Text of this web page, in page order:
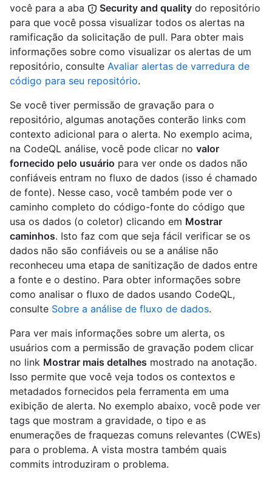
você para a aba
Security and quality do repositório
para que você possa visualizar todos os alertas na
ramificação da solicitação de pull. Para obter mais
informações sobre como visualizar os alertas de um
repositório, consulte Avaliar alertas de varredura de
código para seu repositório.
Se você tiver permissão de gravação para o
repositório, algumas anotações conterão links com
contexto adicional para o alerta. No exemplo acima,
na CodeQL análise, você pode clicar no valor
fornecido pelo usuário para ver onde os dados não
confiáveis entram no fluxo de dados (isso é chamado
de fonte). Nesse caso, você também pode ver o
caminho completo do código-fonte do código que
usa os dados (o coletor) clicando em Mostrar
caminhos. Isto faz com que seja fácil verificar se os
dados não são confiáveis ou se a análise não
reconheceu uma etapa de sanitização de dados entre
a fonte e o destino. Para obter informações sobre
como analisar o fluxo de dados usando CodeQL,
consulte Sobre a análise de fluxo de dados.
Para ver mais informações sobre um alerta, os
usuários com a permissão de gravação podem clicar
no link Mostrar mais detalhes mostrado na anotação.
Isso permite que você veja todos os contextos e
metadados fornecidos pela ferramenta em uma
exibição de alerta. No exemplo abaixo, você pode ver
tags que mostram a gravidade, o tipo e as
enumerações de fraquezas comuns relevantes (CWEs)
para o problema. A vista mostra também quais
commits introduziram o problema.